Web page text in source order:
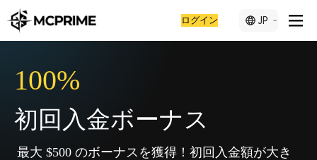
ログイン JP
100%
初回入金ボーナス
最大 $500 のボーナスを獲得！初回入金額が大き